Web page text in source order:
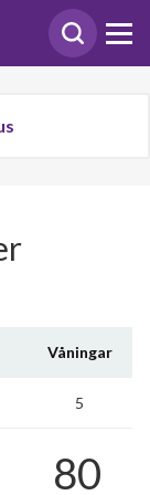
Våningar
5